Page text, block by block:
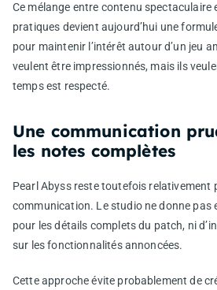
Ce mélange entre contenu spectaculaire
pratiques devient aujourd’hui une
pour maintenir l’intérêt autour d’un jeu
veulent être impressionnés, mais ils
temps est respecté.
Une communication
les notes complètes
Pearl Abyss reste toutefois relativement
communication. Le studio ne donne pas
pour les détails complets du patch, ni
sur les fonctionnalités annoncées.
Cette approche évite probablement de